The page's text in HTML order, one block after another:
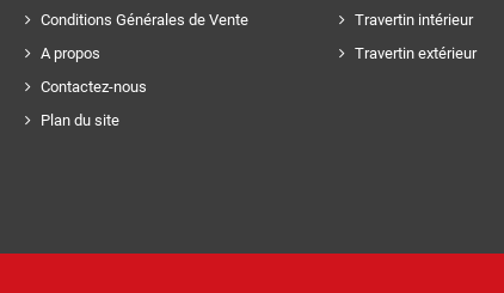
Conditions Générales de Vente
A propos
Contactez-nous
Plan du site
Travertin intérieur
Travertin extérieur